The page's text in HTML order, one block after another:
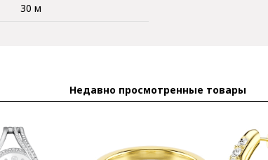
30 м
Недавно просмотренные товары